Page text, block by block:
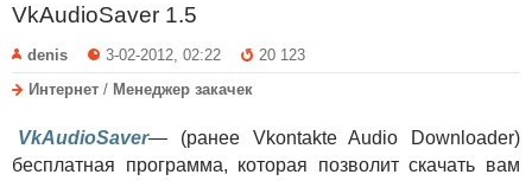
VkAudioSaver 1.5
denis 3-02-2012, 02:22
20 123
Интернет / Менеджер закачек
VkAudioSaver— (ранее Vkontakte Audio Downloader)
бесплатная программа, которая позволит скачать вам